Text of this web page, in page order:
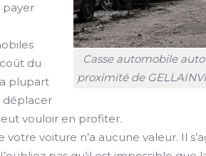
Casse automobile
proximité de
payer
du
plupart
déplacer
vouloir en profiter.
voiture n’a aucune valeur. Il